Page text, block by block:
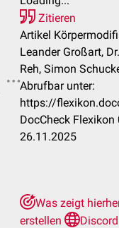
Zitieren
Artikel
Leander Großart,
Reh, Simon
Abrufbar unter:
https://
DocCheck
26.11.2025
Was zeigt
erstellen
Discord